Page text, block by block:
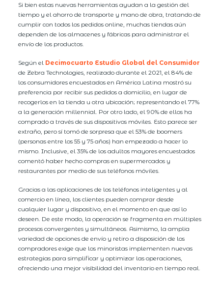
Si bien estas nuevas herramientas ayudan a la gestión del
tiempo y el ahorro de transporte y mano de obra, tratando de
cumplir con todos los pedidos online, muchas tiendas aún
dependen de los almacenes y fábricas para administrar el
envío de los productos.
Según el Decimocuarto Estudio Global del Consumidor
de Zebra Technologies, realizado durante el 2021, el 84% de
los consumidores encuestados en América Latina mostró su
preferencia por recibir sus pedidos a domicilio, en lugar de
recogerlos en la tienda u otra ubicación; representando el 77%
a la generación millennial. Por otro lado, el 90% de ellos ha
comprado a través de sus dispositivos móviles. Esto parece ser
extraño, pero sí tomó de sorpresa que el 53% de boomers
(personas entre los 55 y 75 años) han empezado a hacer lo
mismo. Inclusive, el 35% de los adultos mayores encuestados
comentó haber hecho compras en supermercados y
restaurantes por medio de sus teléfonos móviles.
Gracias a las aplicaciones de los teléfonos inteligentes y al
comercio en línea, los clientes pueden comprar desde
cualquier lugar y dispositivo, en el momento en que así lo
deseen. De este modo, la operación se fragmenta en múltiples
procesos convergentes y simultáneos. Asimismo, la amplia
variedad de opciones de envío y retiro a disposición de los
compradores exige que los minoristas implementen nuevas
estrategias para simplificar y optimizar las operaciones,
ofreciendo una mejor visibilidad del inventario en tiempo real.